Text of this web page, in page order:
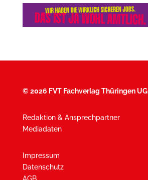
©2026 FVT Fachverlag Thüringen UG
Redaktion & Ansprechpartner
Mediadaten
Impressum
Datenschutz
AGB